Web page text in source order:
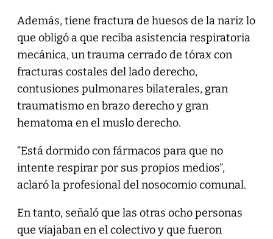
Además, tiene fractura de huesos de la nariz lo
que obligó a que reciba asistencia respiratoria
mecánica, un trauma cerrado de tórax con
fracturas costales del lado derecho,
contusiones pulmonares bilaterales, gran
traumatismo en brazo derecho y gran
hematoma en el muslo derecho.
“Está dormido con fármacos para que no
intente respirar por sus propios medios”,
aclaró la profesional del nosocomio comunal.
En tanto, señaló que las otras ocho personas
que viajaban en el colectivo y que fueron